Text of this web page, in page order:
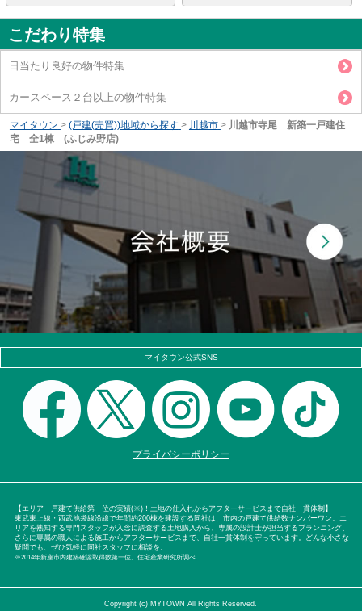
こだわり特集
日当たり良好の物件特集
カースペース２台以上の物件特集
マイタウン > (戸建(売買))地域から探す > 川越市 > 川越市寺尾 新築一戸建住
宅 全1棟 (ふじみ野店)
マイタウン公式SNS
プライバシーポリシー
【エリア一戸建て供給第一位の実績(※)！土地の仕入れからアフターサービスまで自社一貫体制】
東武東上線・西武池袋線沿線で年間約200棟を建設する同社は、市内の戸建て供給数ナンバーワン。エ
リアを熟知する専門スタッフが入念に調査する土地購入から、専属の設計士が担当するプランニング、
さらに専属の職人による施工からアフターサービスまで、自社一貫体制を守っています。どんな小さな
疑問でも、ぜひ気軽に同社スタッフに相談を。
※2014年新座市内建築確認取得数第一位。住宅産業研究所調べ
Copyright (c) MYTOWN All Rights Reserved.